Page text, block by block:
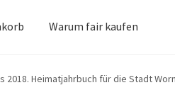
Warum fair kaufen
2018. Heimatjahrbuch für die Stadt